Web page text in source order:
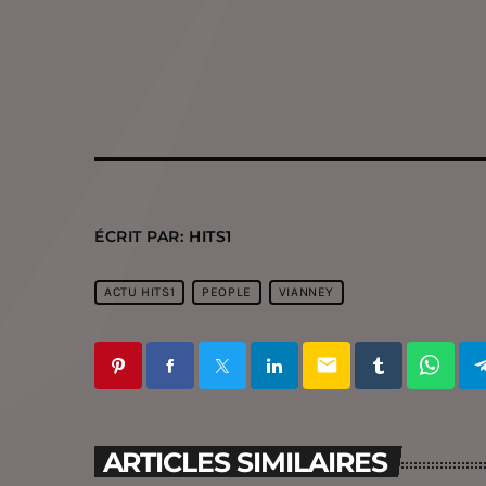
ÉCRIT PAR: HITS1
ACTU HITS1 PEOPLE VIANNEY
email
ARTICLES SIMILAIRES